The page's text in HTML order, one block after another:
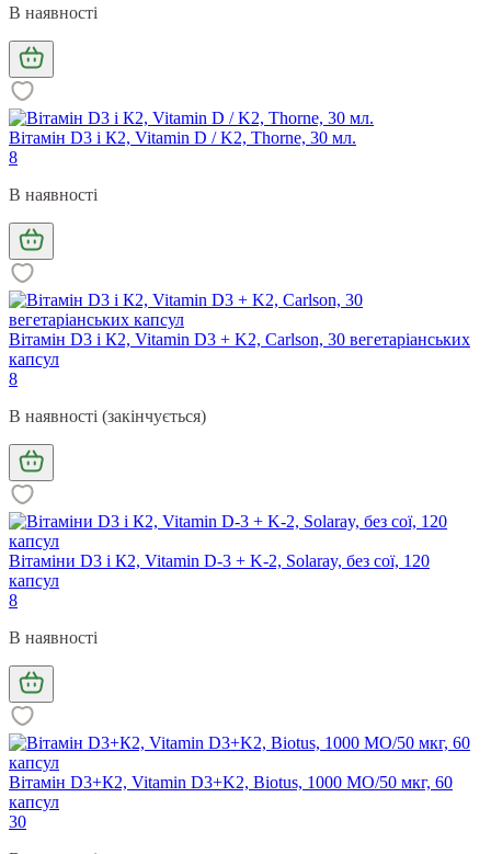
В наявності
Вітамін D3 і К2, Vitamin D / K2, Thorne, 30 мл.
8
В наявності
Вітамін D3 і К2, Vitamin D3 + K2, Carlson, 30 вегетаріанських
капсул
8
В наявності (закінчується)
Вітаміни D3 і К2, Vitamin D-3 + K-2, Solaray, без сої, 120
капсул
8
В наявності
Вітамін D3+К2, Vitamin D3+K2, Biotus, 1000 МО/50 мкг, 60
капсул
30